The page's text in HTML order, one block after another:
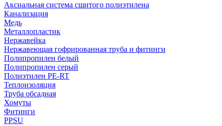
Аксиальная система сшитого полиэтилена
Канализация
Медь
Металлопластик
Нержавейка
Нержавеющая гофрированная труба и фитинги
Полипропилен белый
Полипропилен серый
Полиэтилен PE-RT
Теплоизоляция
Труба обсадная
Хомуты
Фитинги
PPSU